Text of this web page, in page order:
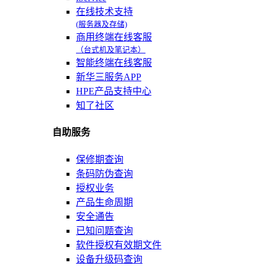
在线技术支持
(服务器及存储)
商用终端在线客服
（台式机及笔记本）
智能终端在线客服
新华三服务APP
HPE产品支持中心
知了社区
自助服务
保修期查询
条码防伪查询
授权业务
产品生命周期
安全通告
已知问题查询
软件授权有效期文件
设备升级码查询